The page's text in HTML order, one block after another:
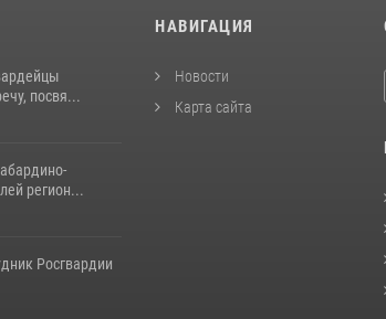
посвя...
регион...
Росгвардии
НАВИГАЦИЯ
Новости
Карта сайта